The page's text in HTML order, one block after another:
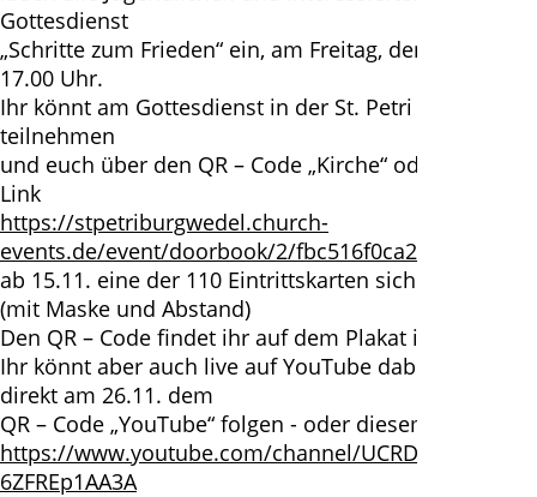
Gottesdienst
„Schritte zum Frieden“ ein, am Freitag, den 26.11. um
17.00 Uhr.
Ihr könnt am Gottesdienst in der St. Petri Kirche
teilnehmen
und euch über den QR – Code „Kirche“ oder diesen
Link
https://stpetriburgwedel.church-
events.de/event/doorbook/2/fbc516f0ca2fbc516f0ca
ab 15.11. eine der 110 Eintrittskarten sichern.
(mit Maske und Abstand)
Den QR – Code findet ihr auf dem Plakat im Anhang.
Ihr könnt aber auch live auf YouTube dabei sein und
direkt am 26.11. dem
QR – Code „YouTube“ folgen - oder diesem Link:
https://www.youtube.com/channel/UCRDYbfhvGZdG
6ZFREp1AA3A